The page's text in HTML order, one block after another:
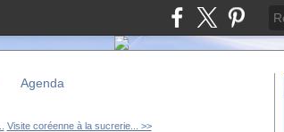
Agenda
Visite coréenne à la sucrerie... >>